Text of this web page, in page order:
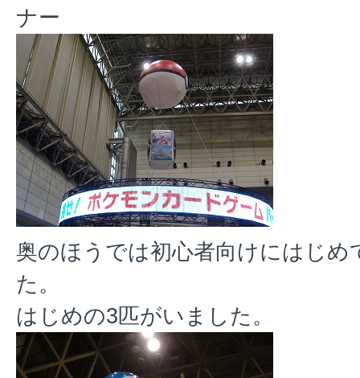
ナー
奥のほうでは初心者向けにはじ
た。
はじめの3匹がいました。